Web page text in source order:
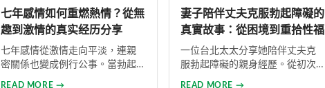
七年感情如何重燃熱情？從無
趣到激情的真实经历分享
七年感情從激情走向平淡，連親
密關係也變成例行公事。當勃起
READ MORE →
妻子陪伴丈夫克服勃起障礙的
真實故事：從困境到重拾性福
一位台北太太分享她陪伴丈夫克
服勃起障礙的親身經歷。從初次
READ MORE →